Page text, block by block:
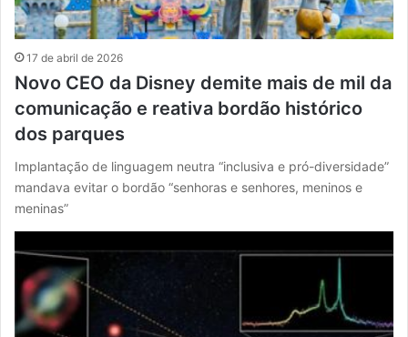
17 de abril de 2026
Novo CEO da Disney demite mais de mil da
comunicação e reativa bordão histórico
dos parques
Implantação de linguagem neutra “inclusiva e pró-diversidade”
mandava evitar o bordão “senhoras e senhores, meninos e
meninas”